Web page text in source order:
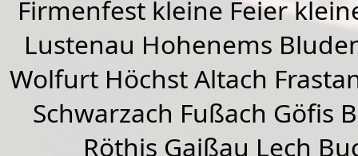
Firmenfest kleine Feier
Lustenau Hohenems
Wolfurt HöchstAltach
Schwarzach Fußach Göfis
Röthis Gaißau Lech